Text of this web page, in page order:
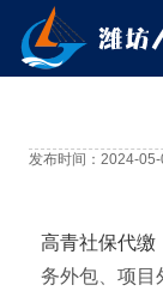
发布时间：2024-05-
高青社保代缴
务外包
项目